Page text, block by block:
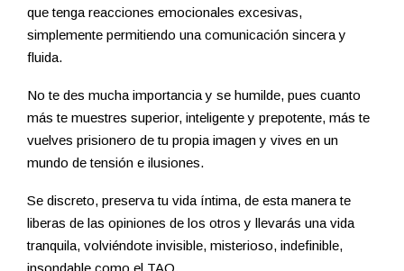
que tenga reacciones emocionales excesivas,
simplemente permitiendo una comunicación sincera y
fluida.
No te des mucha importancia y se humilde, pues cuanto
más te muestres superior, inteligente y prepotente, más te
vuelves prisionero de tu propia imagen y vives en un
mundo de tensión e ilusiones.
Se discreto, preserva tu vida íntima, de esta manera te
liberas de las opiniones de los otros y llevarás una vida
tranquila, volviéndote invisible, misterioso, indefinible,
insondable como el TAO.